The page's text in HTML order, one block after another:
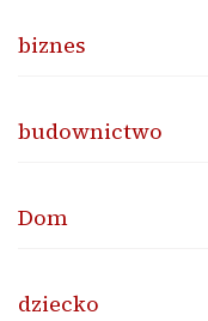
biznes
budownictwo
Dom
dziecko